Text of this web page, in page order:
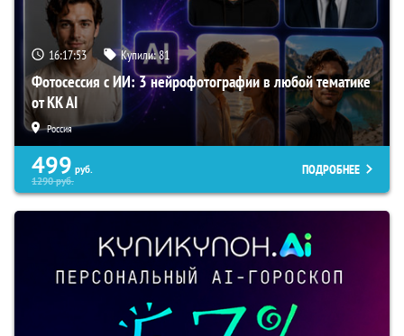
16:17:52 Купили:81
Фотосессия с ИИ: 3 нейрофотографии в любой тематике
от KK AI
Россия
499 руб.
1290руб.
ПОДРОБНЕЕ